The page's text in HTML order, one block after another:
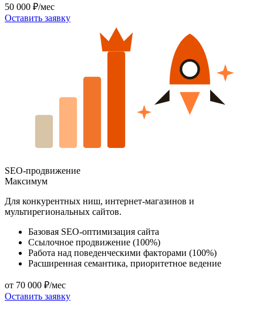
50 000 ₽/мес
Оставить заявку
SEO-продвижение
Максимум
Для конкурентных ниш, интернет-магазинов и
мультирегиональных сайтов.
Базовая SEO-оптимизация сайта
Ссылочное продвижение (100%)
Работа над поведенческими факторами (100%)
Расширенная семантика, приоритетное ведение
от 70 000 ₽/мес
Оставить заявку